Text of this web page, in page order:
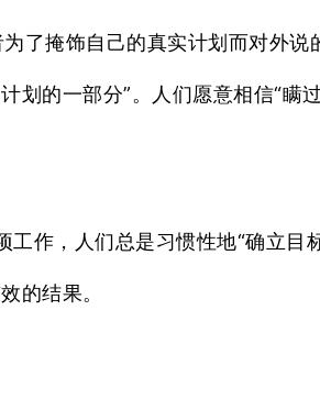
了掩饰自己的真实计划而对外说
划的一部分”。人们愿意相信“瞒
工作，人们总是习惯性地“确立
的结果。